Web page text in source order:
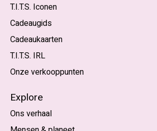
T.I.T.S. Iconen
Cadeaugids
Cadeaukaarten
T.I.T.S. IRL
Onze verkooppunten
Explore
Ons verhaal